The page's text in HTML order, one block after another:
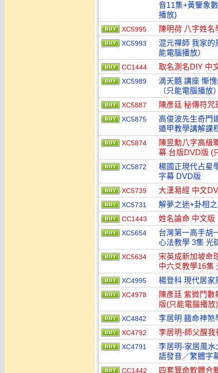
音11集+黃鑒象
播放)
XC5995 陳明荷 八字姓
XC5993
混元禪師 我家的
能電腦播放）
CC1444 取名測名DIY 中
XC5989
滴天髓 講座 慚
（只能電腦播放
XC5887 陳彥廷 秘傳符
XC5875
高俊波先生奇門
遁甲教學講解課
XC5874
陳昱勳八字高級
幕 台版DVD版 (
XC5872
楊國正現代占星
字幕 DVD版
XC5739 大漢易經 中文
XC5731 解夢之迷+卦相
CC1443 姓名論命 中文版
XC5654
台灣第一高手胡
心法教學 3集 光
XC5634
宋英成新加坡命
中六爻教學16集
XC4995 楊登科 現代居家
XC4978
陳彥廷 紫微鬥
版(只能電腦播放)
XC4842 李居明 餓命神煞
XC4792 李居明-師父醒
XC4791
李居明-家居風
語發音／繁體字
CC1442 四套算命軟體合